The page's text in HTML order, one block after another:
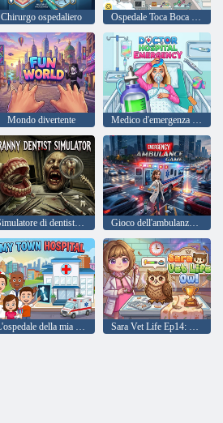
Chirurgo ospedaliero
Mondo divertente Medico d'emergenza ospedaliera
Simulatore di dentista della nonna Gioco dell'ambulanza di emergenza
L'ospedale della mia città Sara Vet Life Ep14: Gufo